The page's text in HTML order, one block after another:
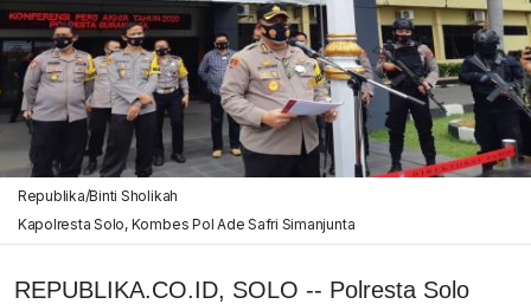
Republika/Binti Sholikah
Kapolresta Solo, Kombes Pol Ade Safri Simanjunta
REPUBLIKA.CO.ID, SOLO -- Polresta Solo